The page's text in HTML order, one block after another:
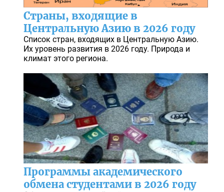
Страны, входящие в
Центральную Азию в 2026 году
Список стран, входящих в Центральную Азию.
Их уровень развития в 2026 году. Природа и
климат этого региона.
Программы академического
обмена студентами в 2026 году